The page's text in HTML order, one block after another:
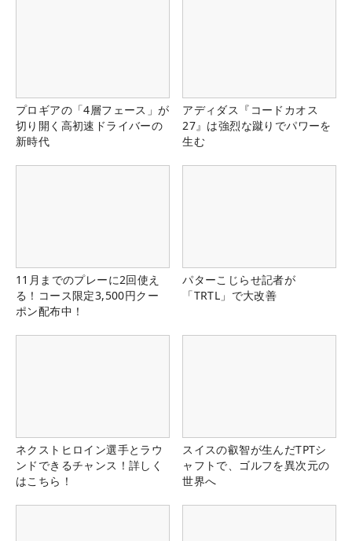
プロギアの「4層フェース」が
切り開く高初速ドライバーの
新時代
アディダス『コードカオス
27』は強烈な蹴りでパワーを
生む
11月までのプレーに2回使え
る！コース限定3,500円クー
ポン配布中！
パターこじらせ記者が
「TRTL」で大改善
ネクストヒロイン選手とラウ
ンドできるチャンス！詳しく
はこちら！
スイスの叡智が生んだTPTシ
ャフトで、ゴルフを異次元の
世界へ